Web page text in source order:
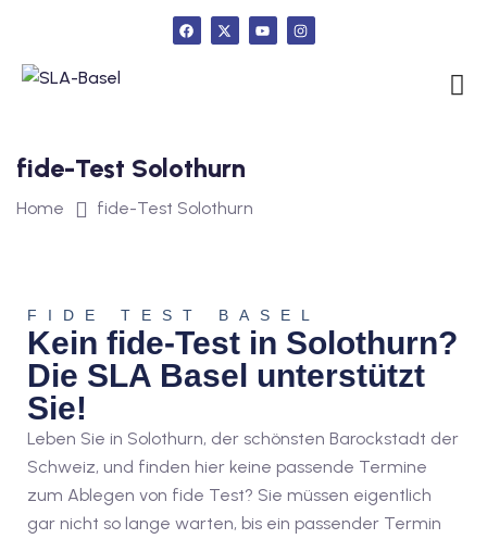
Englisch
fide-Test Solothurn
Home fide-Test Solothurn
FIDE TEST BASEL
Kein fide-Test in Solothurn?
Die SLA Basel unterstützt
Sie!
Leben Sie in Solothurn, der schönsten Barockstadt der
Schweiz, und finden hier keine passende Termine
zum Ablegen von fide Test? Sie müssen eigentlich
gar nicht so lange warten, bis ein passender Termin